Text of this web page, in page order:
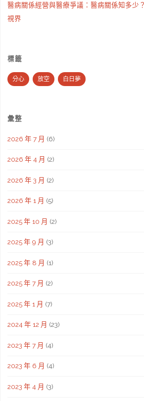
醫病關係經營與醫療爭議：醫病關係知多少
視界
標籤
分心 放空 白日夢
彙整
2026 年 7 月 (6)
2026 年 4 月 (2)
2026 年 3 月 (2)
2026 年 1 月 (5)
2025 年 10 月 (2)
2025 年 9 月 (3)
2025 年 8 月 (1)
2025 年 7 月 (2)
2025 年 1 月 (7)
2024 年 12 月 (23)
2023 年 7 月 (4)
2023 年 6 月 (4)
2023 年 4 月 (3)